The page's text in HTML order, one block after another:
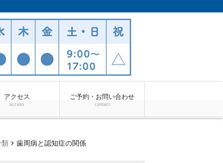
アクセス
access
ご予約・お問い合わせ
contact
類 chevron_right 歯周病と認知症の関係